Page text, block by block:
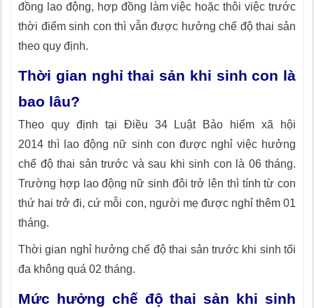
đồng lao động, hợp đồng làm việc hoặc thôi việc trước
thời điểm sinh con thì vẫn được hưởng chế độ thai sản
theo quy định.
Thời gian nghỉ thai sản khi sinh con là
bao lâu?
Theo quy định tại Điều 34 Luật Bảo hiểm xã hội
2014 thì lao động nữ sinh con được nghỉ việc hưởng
chế độ thai sản trước và sau khi sinh con là 06 tháng.
Trường hợp lao động nữ sinh đôi trở lên thì tính từ con
thứ hai trở đi, cứ mỗi con, người mẹ được nghỉ thêm 01
tháng.
Thời gian nghỉ hưởng chế độ thai sản trước khi sinh tối
đa không quá 02 tháng.
Mức hưởng chế độ thai sản khi sinh